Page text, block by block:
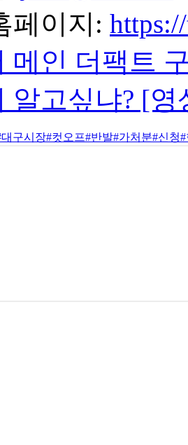
페이지:
메인 더팩트
알고싶냐? [
대구시장#컷오프#반발#가처분#신청